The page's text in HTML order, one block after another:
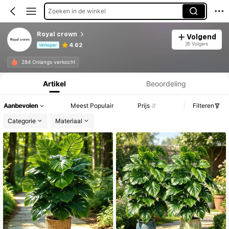
Zoeken in de winkel
Royal crown
Verkoper 4.62
Volgend
35 Volgers
284 Onlangs verkocht
Productinformatie: Prijsopenbaring, Verkoop- en Voorraadgegevens.
Artikel Beoordeling
Aanbevolen Meest Populair Prijs
Filteren
Categorie
Materiaal